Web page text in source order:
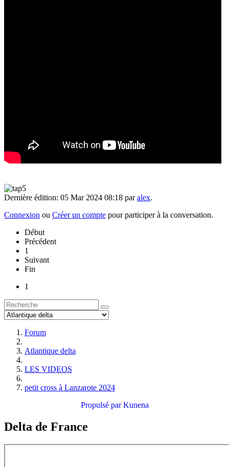
Dernière édition: 05 Mar 2024 08:18 paralex.
Connexion ou Créer un compte pour participer à la conversation.
Début
Précédent
1
Suivant
Fin
1
Forum
Atlantique delta
LES VIDEOS
petit cross à Lanzarote 2024
Propulsé parKunena
Delta de France